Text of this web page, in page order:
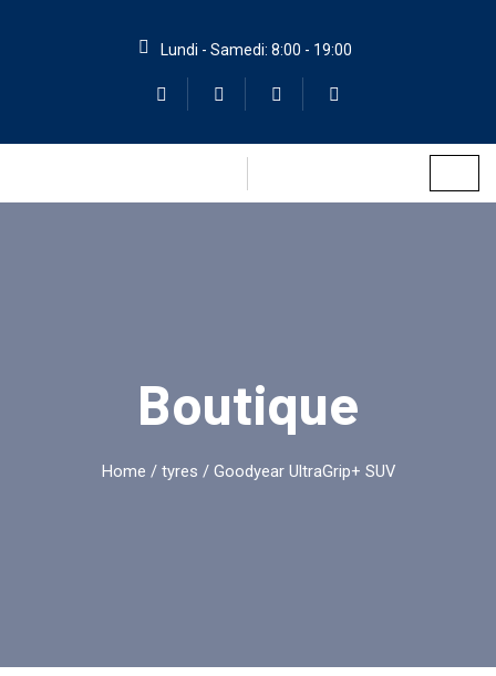
Lundi - Samedi: 8:00 - 19:00
Boutique
Home / tyres / Goodyear UltraGrip+ SUV